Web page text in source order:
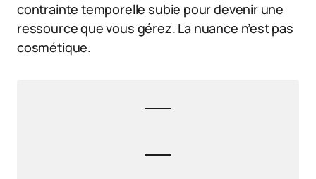
contrainte temporelle subie pour devenir une
ressource que vous gérez. La nuance n’est pas
cosmétique.